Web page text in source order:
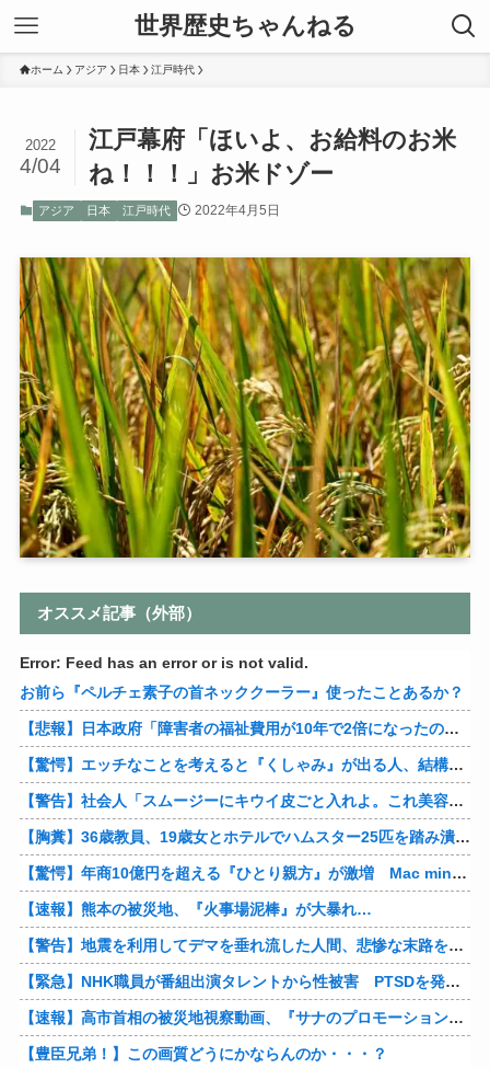
世界歴史ちゃんねる
ホーム アジア 日本 江戸時代
江戸幕府「ほいよ、お給料のお米
ね！！！」お米ドゾー
2022
4/04
アジア 日本 江戸時代 2022年4月5日
オススメ記事（外部）
Error: Feed has an error or is not valid.
お前ら『ペルチェ素子の首ネッククーラー』使ったことあるか？
【悲報】日本政府「障害者の福祉費用が10年で2倍になったので抑制します」
【驚愕】エッチなことを考えると『くしゃみ』が出る人、結構いると判明
【警告】社会人「スムージーにキウイ皮ごと入れよ。これ美容にいいんだよね〜」→ 結果…
【胸糞】36歳教員、19歳女とホテルでハムスター25匹を踏み潰すなどして逮捕
【驚愕】年商10億円を超える『ひとり親方』が激増 Mac miniを大量購入しAIを従業員に
【速報】熊本の被災地、『火事場泥棒』が大暴れ…
【警告】地震を利用してデマを垂れ流した人間、悲惨な末路を迎える…
【緊急】NHK職員が番組出演タレントから性被害 PTSDを発症し休職へ
【速報】高市首相の被災地視察動画、『サナのプロモーションビデオ』すぎて炎上
【豊臣兄弟！】この画質どうにかならんのか・・・？